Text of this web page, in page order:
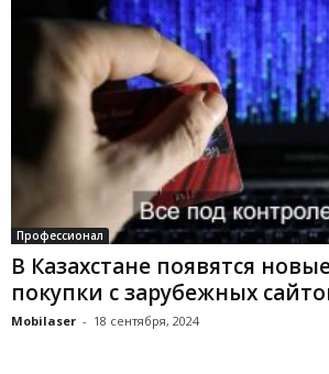
Профессионал
В Казахстане появятся
покупки с зарубежных
Mobilaser - 18 сентября, 2024